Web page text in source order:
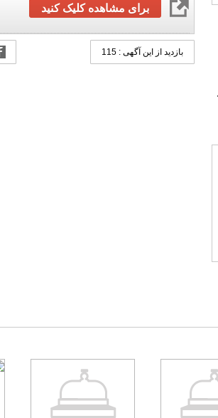
برای مشاهده کلیک کنید
بازدید از این آگهی : 115